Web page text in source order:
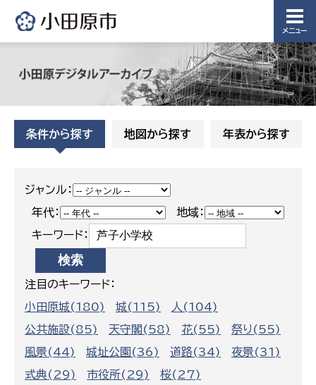
メニュー
下水道整
備課
浄水管理
課
員会事
務局
会事務局
議会総務
条件から探す 地図から探す 年表から探す
ジャンル：
年代：
地域：
キーワード：
注目のキーワード：
小田原城(180)
城(115)
人(104)
公共施設(85)
天守閣(58) 花(55)
祭り(55)
風景(44)
城址公園(36) 道路(34)
夜景(31)
式典(29)
市役所(29)
桜(27)